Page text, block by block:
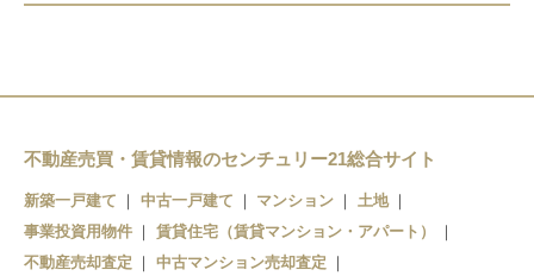
不動産売買・賃貸情報のセンチュリー21総合サイト
新築一戸建て 中古一戸建て マンション
土地
事業投資用物件
賃貸住宅（賃貸マンション・アパート）
不動産売却査定
中古マンション売却査定